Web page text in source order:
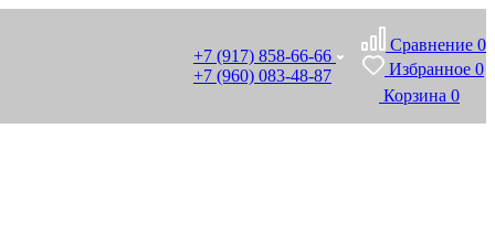
+7 (917) 858-66-66
+7 (960) 083-48-87
Сравнение 0
Избранное 0
Корзина 0